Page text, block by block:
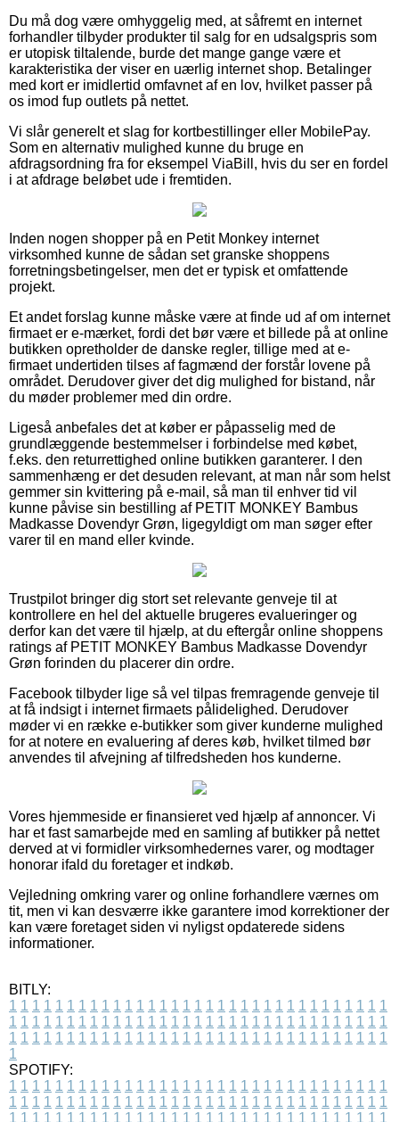
Du må dog være omhyggelig med, at såfremt en internet
forhandler tilbyder produkter til salg for en udsalgspris som
er utopisk tiltalende, burde det mange gange være et
karakteristika der viser en uærlig internet shop. Betalinger
med kort er imidlertid omfavnet af en lov, hvilket passer på
os imod fup outlets på nettet.
Vi slår generelt et slag for kortbestillinger eller MobilePay.
Som en alternativ mulighed kunne du bruge en
afdragsordning fra for eksempel ViaBill, hvis du ser en fordel
i at afdrage beløbet ude i fremtiden.
Inden nogen shopper på en Petit Monkey internet
virksomhed kunne de sådan set granske shoppens
forretningsbetingelser, men det er typisk et omfattende
projekt.
Et andet forslag kunne måske være at finde ud af om internet
firmaet er e-mærket, fordi det bør være et billede på at online
butikken opretholder de danske regler, tillige med at e-
firmaet undertiden tilses af fagmænd der forstår lovene på
området. Derudover giver det dig mulighed for bistand, når
du møder problemer med din ordre.
Ligeså anbefales det at køber er påpasselig med de
grundlæggende bestemmelser i forbindelse med købet,
f.eks. den returrettighed online butikken garanterer. I den
sammenhæng er det desuden relevant, at man når som helst
gemmer sin kvittering på e-mail, så man til enhver tid vil
kunne påvise sin bestilling af PETIT MONKEY Bambus
Madkasse Dovendyr Grøn, ligegyldigt om man søger efter
varer til en mand eller kvinde.
Trustpilot bringer dig stort set relevante genveje til at
kontrollere en hel del aktuelle brugeres evalueringer og
derfor kan det være til hjælp, at du eftergår online shoppens
ratings af PETIT MONKEY Bambus Madkasse Dovendyr
Grøn forinden du placerer din ordre.
Facebook tilbyder lige så vel tilpas fremragende genveje til
at få indsigt i internet firmaets pålidelighed. Derudover
møder vi en række e-butikker som giver kunderne mulighed
for at notere en evaluering af deres køb, hvilket tilmed bør
anvendes til afvejning af tilfredsheden hos kunderne.
Vores hjemmeside er finansieret ved hjælp af annoncer. Vi
har et fast samarbejde med en samling af butikker på nettet
derved at vi formidler virksomhedernes varer, og modtager
honorar ifald du foretager et indkøb.
Vejledning omkring varer og online forhandlere værnes om
tit, men vi kan desværre ikke garantere imod korrektioner der
kan være foretaget siden vi nyligst opdaterede sidens
informationer.
BITLY:
1 1 1 1 1 1 1 1 1 1 1 1 1 1 1 1 1 1 1 1 1 1 1 1 1 1 1 1 1 1 1 1 1
1 1 1 1 1 1 1 1 1 1 1 1 1 1 1 1 1 1 1 1 1 1 1 1 1 1 1 1 1 1 1 1 1
1 1 1 1 1 1 1 1 1 1 1 1 1 1 1 1 1 1 1 1 1 1 1 1 1 1 1 1 1 1 1 1 1
1
SPOTIFY:
1 1 1 1 1 1 1 1 1 1 1 1 1 1 1 1 1 1 1 1 1 1 1 1 1 1 1 1 1 1 1 1 1
1 1 1 1 1 1 1 1 1 1 1 1 1 1 1 1 1 1 1 1 1 1 1 1 1 1 1 1 1 1 1 1 1
1 1 1 1 1 1 1 1 1 1 1 1 1 1 1 1 1 1 1 1 1 1 1 1 1 1 1 1 1 1 1 1 1